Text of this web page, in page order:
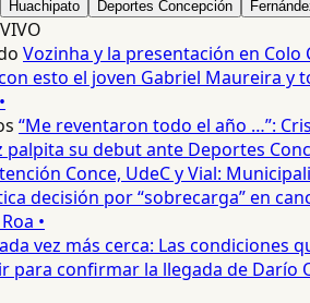
Huachipato Deportes Concepción
VIVO
Vozinha y la presentación en Colo
esto el joven Gabriel Maureira y
“Me reventaron todo el año …”:
su debut ante Deportes
Conce, UdeC y Vial:
decisión por “sobrecarga” en
•
vez más cerca: Las condiciones
para confirmar la llegada de Darío